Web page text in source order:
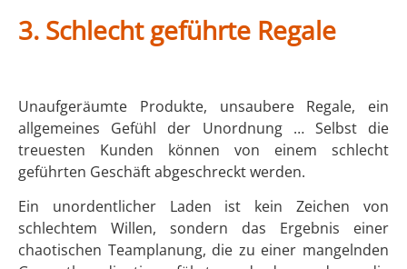
3. Schlecht geführte Regale
Unaufgeräumte Produkte, unsaubere Regale, ein
allgemeines Gefühl der Unordnung … Selbst die
treuesten Kunden können von einem schlecht
geführten Geschäft abgeschreckt werden.
Ein unordentlicher Laden ist kein Zeichen von
schlechtem Willen, sondern das Ergebnis einer
chaotischen Teamplanung, die zu einer mangelnden